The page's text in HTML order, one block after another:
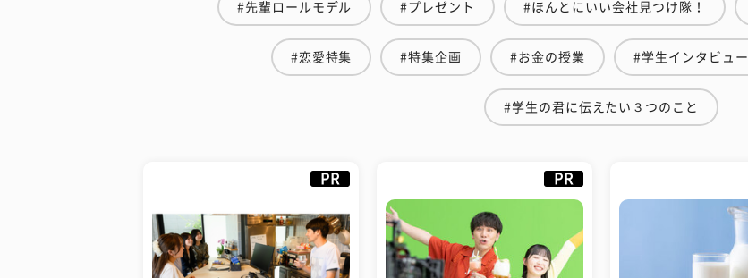
#先輩ロールモデル #プレゼント #ほんとにいい会社見つけ隊！
#恋愛特集 #特集企画 #お金の授業 #学生インタビュー
#学生の君に伝えたい３つのこと
PR PR